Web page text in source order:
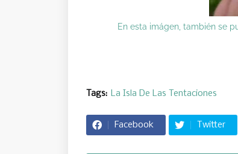
En esta imágen, también se
Tags: La Isla De Las Tentaciones
Facebook Twitter